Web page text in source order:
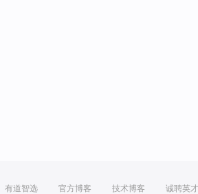
有道智选 官方博客 技术博客 诚聘英才